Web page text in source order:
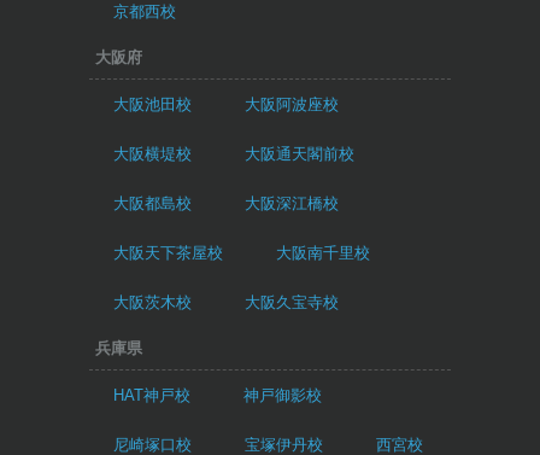
京都西校
大阪府
大阪池田校 大阪阿波座校
大阪横堤校 大阪通天閣前校
大阪都島校 大阪深江橋校
大阪天下茶屋校 大阪南千里校
大阪茨木校 大阪久宝寺校
兵庫県
HAT神戸校 神戸御影校
尼崎塚口校 宝塚伊丹校 西宮校